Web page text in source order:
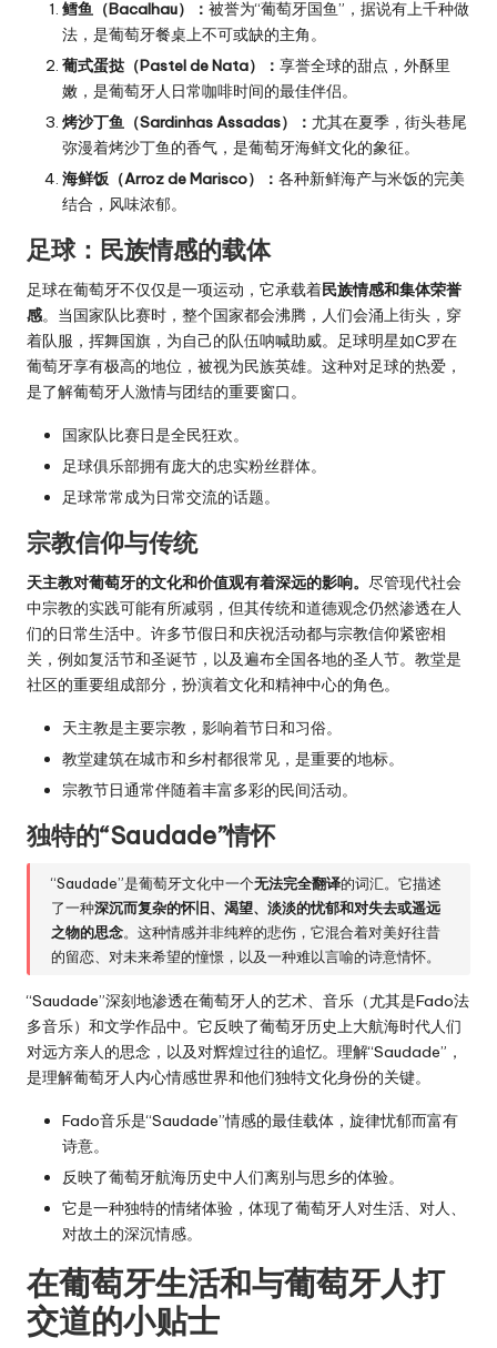
鳕鱼（Bacalhau）： 被誉为“葡萄牙国鱼”，据说有上千种做
法，是葡萄牙餐桌上不可或缺的主角。
葡式蛋挞（Pastel de Nata）： 享誉全球的甜点，外酥里
嫩，是葡萄牙人日常咖啡时间的最佳伴侣。
烤沙丁鱼（Sardinhas Assadas）： 尤其在夏季，街头巷尾
弥漫着烤沙丁鱼的香气，是葡萄牙海鲜文化的象征。
海鲜饭（Arroz de Marisco）： 各种新鲜海产与米饭的完美
结合，风味浓郁。
足球：民族情感的载体
足球在葡萄牙不仅仅是一项运动，它承载着民族情感和集体荣誉
感。当国家队比赛时，整个国家都会沸腾，人们会涌上街头，穿
着队服，挥舞国旗，为自己的队伍呐喊助威。足球明星如C罗在
葡萄牙享有极高的地位，被视为民族英雄。这种对足球的热爱，
是了解葡萄牙人激情与团结的重要窗口。
国家队比赛日是全民狂欢。
足球俱乐部拥有庞大的忠实粉丝群体。
足球常常成为日常交流的话题。
宗教信仰与传统
天主教对葡萄牙的文化和价值观有着深远的影响。 尽管现代社会
中宗教的实践可能有所减弱，但其传统和道德观念仍然渗透在人
们的日常生活中。许多节假日和庆祝活动都与宗教信仰紧密相
关，例如复活节和圣诞节，以及遍布全国各地的圣人节。教堂是
社区的重要组成部分，扮演着文化和精神中心的角色。
天主教是主要宗教，影响着节日和习俗。
教堂建筑在城市和乡村都很常见，是重要的地标。
宗教节日通常伴随着丰富多彩的民间活动。
独特的“Saudade”情怀
“Saudade”是葡萄牙文化中一个无法完全翻译的词汇。它描述
了一种深沉而复杂的怀旧、渴望、淡淡的忧郁和对失去或遥远
之物的思念。这种情感并非纯粹的悲伤，它混合着对美好往昔
的留恋、对未来希望的憧憬，以及一种难以言喻的诗意情怀。
“Saudade”深刻地渗透在葡萄牙人的艺术、音乐（尤其是Fado法
多音乐）和文学作品中。它反映了葡萄牙历史上大航海时代人们
对远方亲人的思念，以及对辉煌过往的追忆。理解“Saudade”，
是理解葡萄牙人内心情感世界和他们独特文化身份的关键。
Fado音乐是“Saudade”情感的最佳载体，旋律忧郁而富有
诗意。
反映了葡萄牙航海历史中人们离别与思乡的体验。
它是一种独特的情绪体验，体现了葡萄牙人对生活、对人、
对故土的深沉情感。
在葡萄牙生活和与葡萄牙人打
交道的小贴士